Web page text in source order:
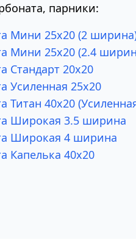
парники:
Мини 25х20 (2
Мини 25х20 (2.4
Стандарт 20х20
Усиленная 25х20
Титан 40х20
Широкая 3.5 ширина
Широкая 4 ширина
Капелька 40х20